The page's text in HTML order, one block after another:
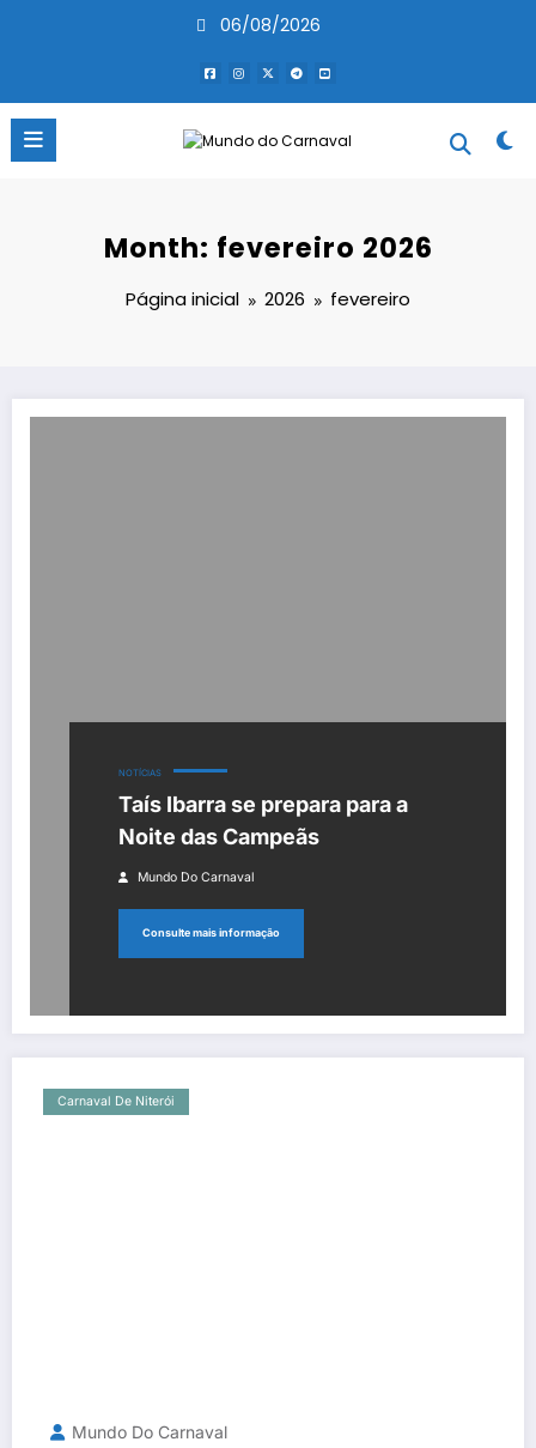
06/08/2026
Month: fevereiro 2026
Página inicial 2026 fevereiro
NOTÍCIAS
Taís Ibarra se prepara para a
Noite das Campeãs
Mundo Do Carnaval
Consulte mais informação
Carnaval De Niterói
Mundo Do Carnaval